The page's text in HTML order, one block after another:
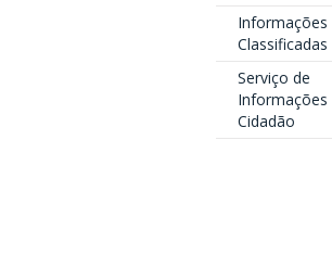
Informações
Classificadas
Serviço de
Informações
Cidadão